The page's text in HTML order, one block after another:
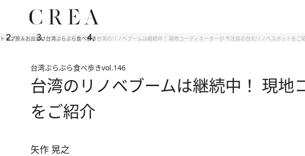
トップ旅＆お出かけ台湾ぶらぶら食べ歩き台湾のリノベブームは継続中！ 現地コーディネーターが 今注目の台北リノベスポットをご
台湾ぶらぶら食べ歩きvol.146
台湾のリノベブームは継続中！ 現地
をご紹介
矢作 晃之